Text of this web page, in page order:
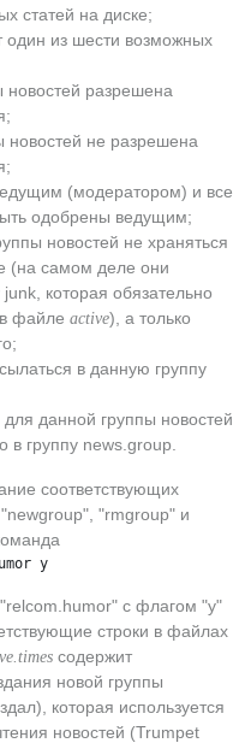
статей на диске;
один из шести возможных
новостей разрешена
новостей не разрешена
(модератором) и все
одобрены ведущим;
новостей не храняться
(на самом деле они
которая обязательно
файле active), а только
в данную группу
для данной группы новостей
группу news.group.
соответствующих
"rmgroup" и
y
"relcom.humor" с флагом "y"
строки в файлах
содержит
новой группы
которая используется
новостей (Trumpet